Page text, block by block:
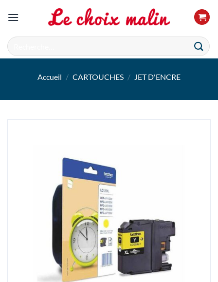
Recherche
pour :
Accueil / CARTOUCHES / JET D'ENCRE